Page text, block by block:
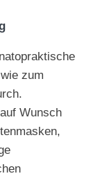
zum
Wunsch